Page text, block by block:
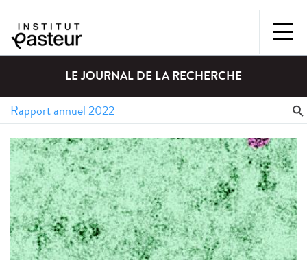
LE JOURNAL DE LA RECHERCHE